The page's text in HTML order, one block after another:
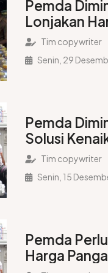
Pemda
Lonjakan
Jelang 2026
Tim copywriter
Senin, 29
Pemda
Solusi
Pangan
Tim copywriter
Senin, 15
Pemda
Harga